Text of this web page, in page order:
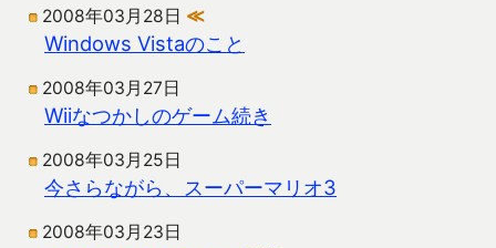
2008年03月28日 ≪
Windows Vistaのこと
2008年03月27日
Wiiなつかしのゲーム続き
2008年03月25日
今さらながら、スーパーマリオ3
2008年03月23日